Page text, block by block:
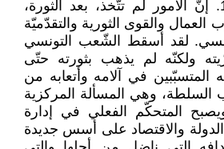
التكتيكية أوضاع 1991. إنّ الأمور لم تتّخذ، بعد الثورة،
العمال والقوى الثورية والتقدّميّة
لقد أسقط الشّعب التونسي
ولكنّه لم يذهب بثورته حتّى
المتسبّبين في آلامه وأتعابه من
السلطة، وهي المسألة المركزية
المتحكّم الفعلي في إدارة
الدولة والاقتصاد على أسس جديدة